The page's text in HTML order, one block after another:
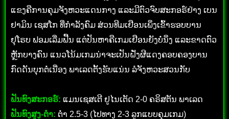
ແຂງຄືການຄຸມຈັງຫວະແດນກາງ ແລະມີຕົວຈົບສະກອຣ໌ຢ່າງ ເບນ
ຢາມິນ ເຊສໂກ ທີ່ກໍາລັງຄົມ ສ່ວນທີມເຢືອນເພິ່ງເຂົ້າຮອບບານ
ຢຸໂຣບ ຟອມເລີ່ມຟື້ນ ແຕ່ປັນຫາຄືເກມເຢືອນຍັງບໍ່ນິ່ງ ແລະຂາດຕົວ
ຫຼັກບາງຄົນ ແນວໂນ້ມເກມນ່າຈະເປັນຝັ່ງຜີແດງຄອບຄອງບານ
ກົດດັນບຸກຕໍ່ເນື່ອງ ພາເລດຕັ້ງຮັບແນ່ນ ລໍຈັງຫວະສວນກັບ
ຟັນທົງສະກອຣ໌: ແມນເຊສເຕີ ຢູໄນເຕັດ 2-0 ຄຣິສຕັນ ພາເລດ
ຟັນທົງສູງ-ຕໍ່າ: ຕໍ່າ 2.5-3 (ໄປທາງ 2-3 ລູກແບບຄຸມເກມ)